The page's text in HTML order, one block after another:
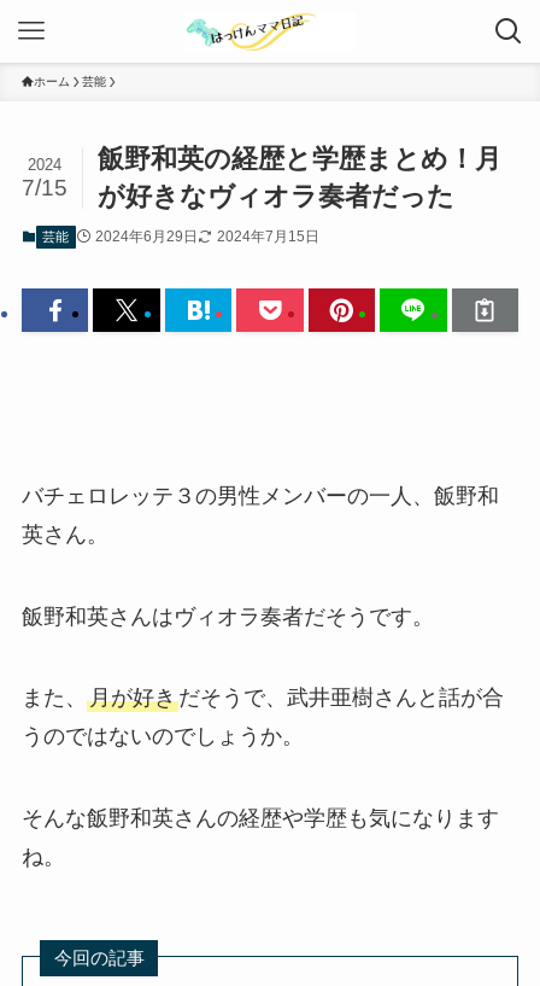
ホーム 芸能
飯野和英の経歴と学歴まとめ！月
が好きなヴィオラ奏者だった
2024
7/15
芸能 2024年6月29日 2024年7月15日
バチェロレッテ３の男性メンバーの一人、飯野和
英さん。
飯野和英さんはヴィオラ奏者だそうです。
また、 月が好きだそうで、武井亜樹さんと話が合
うのではないのでしょうか。
そんな飯野和英さんの経歴や学歴も気になります
ね。
今回の記事